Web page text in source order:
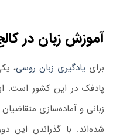
آموزش زبان در
برای یادگیری زبان روسی،
پادفک در این کشور است.
زبانی و آماده‌سازی
شده‌اند. با گذراندن این